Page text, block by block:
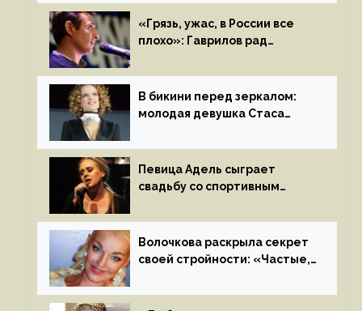
«Грязь, ужас, в России все
плохо»: Гаврилов рад
иноагентов
В бикини перед зеркалом:
молодая девушка Стаса
на камеру
Певица Адель сыграет
свадьбу со спортивным
летом
Волочкова раскрыла секрет
своей стройности: «Частые,